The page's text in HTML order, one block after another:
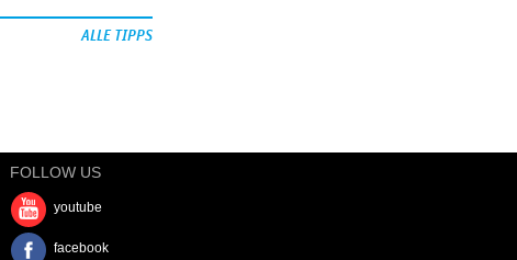
ALLE TIPPS
FOLLOW US
youtube
facebook